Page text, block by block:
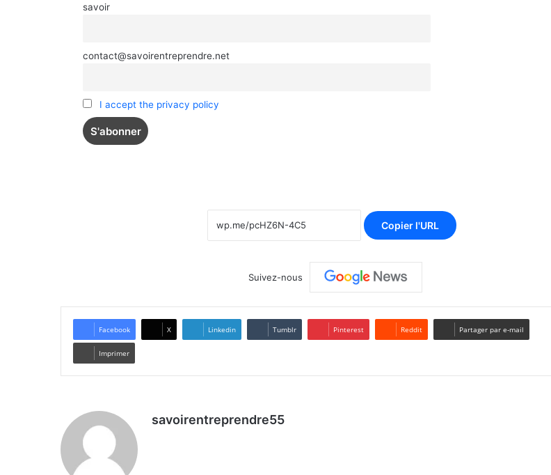
savoir
contact@savoirentreprendre.net
I accept the privacy policy
Copier l'URL
Suivez-nous
Facebook X Linkedin Tumblr Pinterest Reddit Partager par e-mail
Imprimer
savoirentreprendre55